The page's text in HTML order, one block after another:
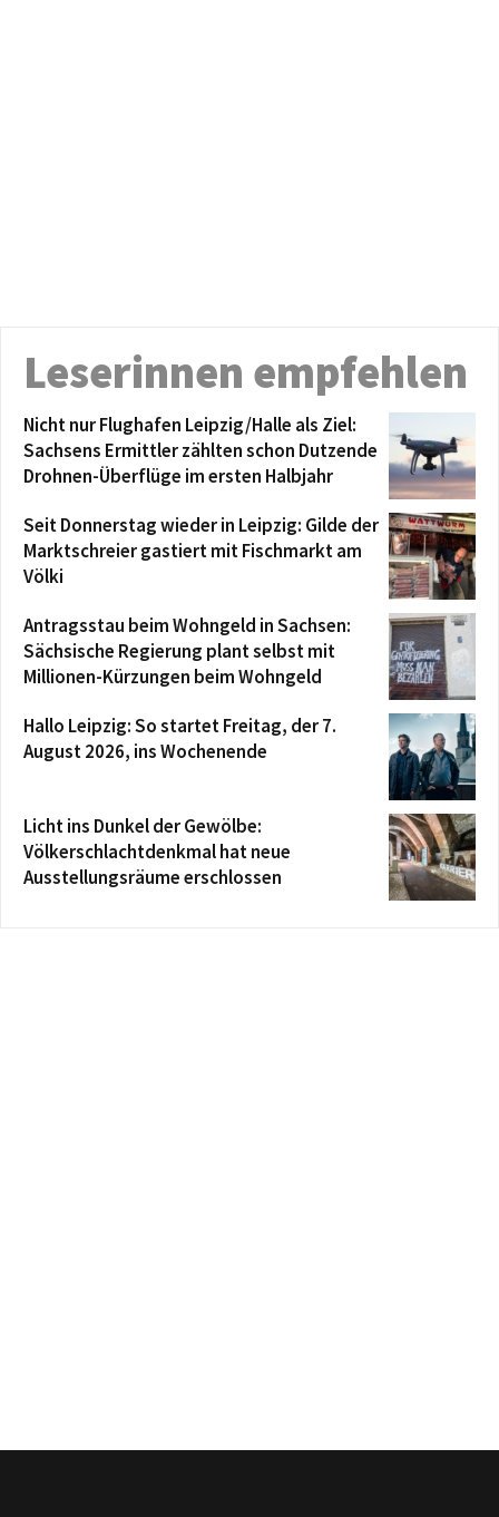
Leserinnen empfehlen
Nicht nur Flughafen Leipzig/Halle als Ziel:
Sachsens Ermittler zählten schon Dutzende
Drohnen-Überflüge im ersten Halbjahr
Seit Donnerstag wieder in Leipzig: Gilde der
Marktschreier gastiert mit Fischmarkt am
Völki
Antragsstau beim Wohngeld in Sachsen:
Sächsische Regierung plant selbst mit
Millionen-Kürzungen beim Wohngeld
Hallo Leipzig: So startet Freitag, der 7.
August 2026, ins Wochenende
Licht ins Dunkel der Gewölbe:
Völkerschlachtdenkmal hat neue
Ausstellungsräume erschlossen